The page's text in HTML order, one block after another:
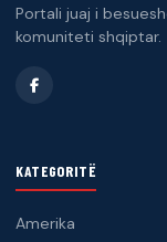
Portali juaj i
komuniteti shqiptar.
KATEGORITË
Amerika